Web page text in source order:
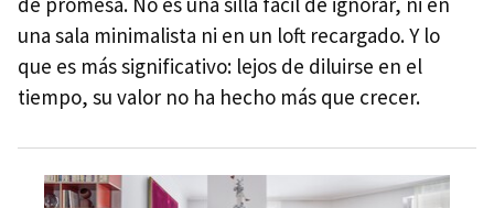
una sala minimalista ni en un loft recargado. Y lo
que es más significativo: lejos de diluirse en el
tiempo, su valor no ha hecho más que crecer.